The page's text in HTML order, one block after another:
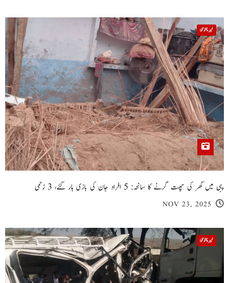
خیبر پختونخوا
پبی میں گھر کی چھت گرنے کا سانحہ: 5 افراد جان کی بازی ہار گئے، 3 زخمی
NOV 23, 2025
خیبر پختونخوا